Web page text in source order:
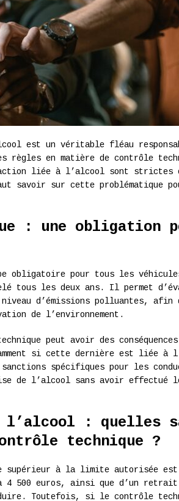
est un véritable fléau
règles en matière de contrôle
liée à l’alcool sont strictes
savoir sur cette problématique
: une obligation
obligatoire pour tous les
tous les deux ans. Il permet
d’émissions polluantes,
de l’environnement.
peut avoir des
si cette dernière est liée à
spécifiques pour les
de l’alcool sans avoir effectué
: quelles
technique ?
supérieur à la limite autorisée
4 500 euros, ainsi que d’un
Toutefois, si le contrôle